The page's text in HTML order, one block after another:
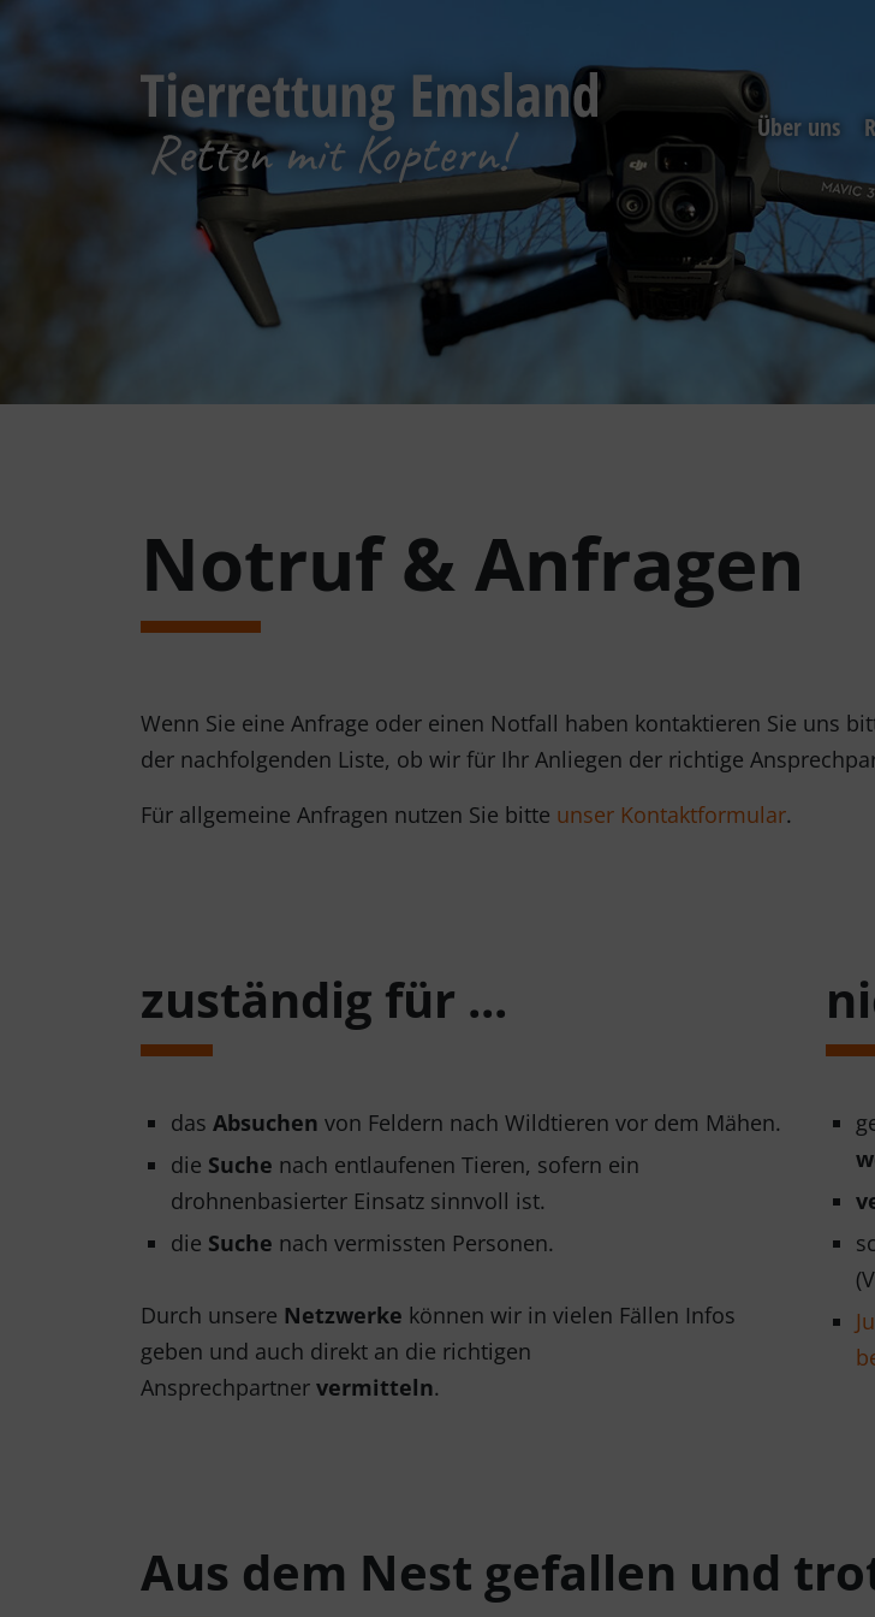
Über uns
Notruf & Anfragen
Wenn Sie eine Anfrage oder einen Notfall haben kontaktieren Sie uns
der nachfolgenden Liste, ob wir für Ihr Anliegen der richtige
Für allgemeine Anfragen nutzen Sie bitte unser Kontaktformular.
zuständig für ...
das Absuchen von Feldern nach Wildtieren vor dem Mähen.
die Suche nach entlaufenen Tieren, sofern ein
drohnenbasierter Einsatz sinnvoll ist.
die Suche nach vermissten Personen.
Durch unsere Netzwerke können wir in vielen Fällen Infos
geben und auch direkt an die richtigen
Ansprechpartner vermitteln.
Aus dem Nest gefallen und